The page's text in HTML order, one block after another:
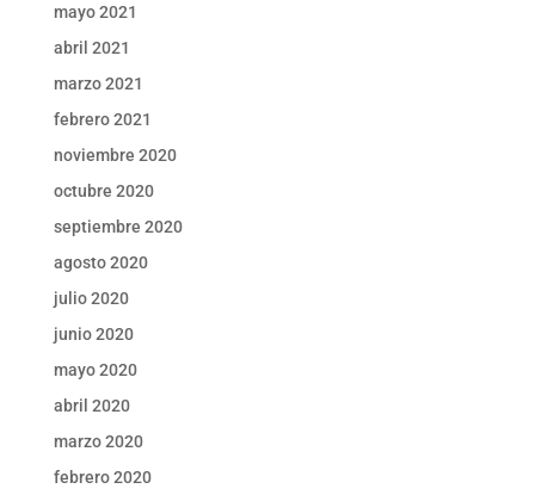
mayo 2021
abril 2021
marzo 2021
febrero 2021
noviembre 2020
octubre 2020
septiembre 2020
agosto 2020
julio 2020
junio 2020
mayo 2020
abril 2020
marzo 2020
febrero 2020